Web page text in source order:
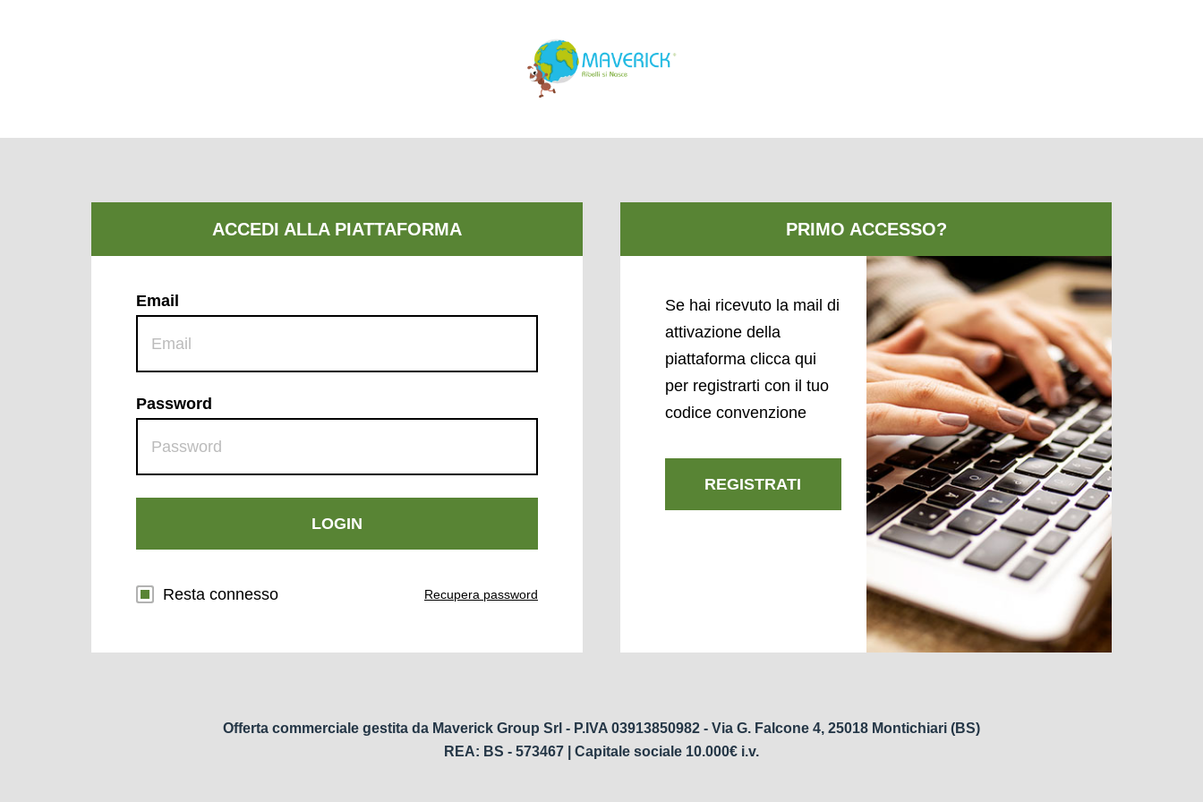
Email
Password
LOGIN
Resta connesso Recupera password
Se hai ricevuto la mail di
attivazione della
piattaforma clicca qui
per registrarti con il tuo
codice convenzione
REGISTRATI
Offerta commerciale gestita da Maverick Group Srl - P.IVA 03913850982 - Via G. Falcone 4, 25018 Montichiari (BS)
REA: BS - 573467 | Capitale sociale 10.000€ i.v.